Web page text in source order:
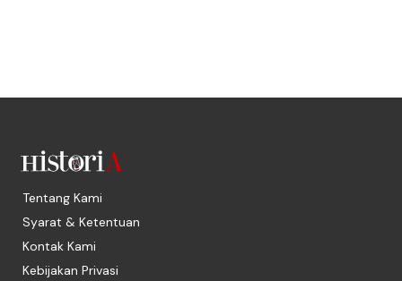
Tentang Kami
Syarat & Ketentuan
Kontak Kami
Kebijakan Privasi